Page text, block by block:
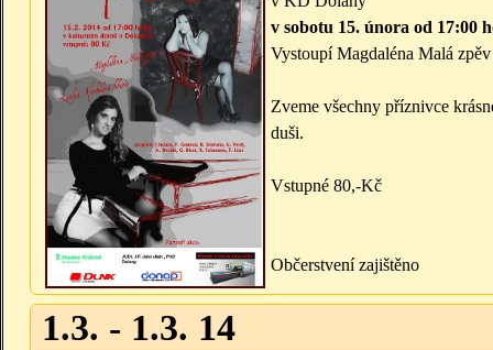
v sobotu 15. února od 17:00
Vystoupí Magdaléna Malá
Zveme všechny příznivce
duši.
Vstupné 80,-Kč
Občerstvení zajištěno
1.3. - 1.3. 14